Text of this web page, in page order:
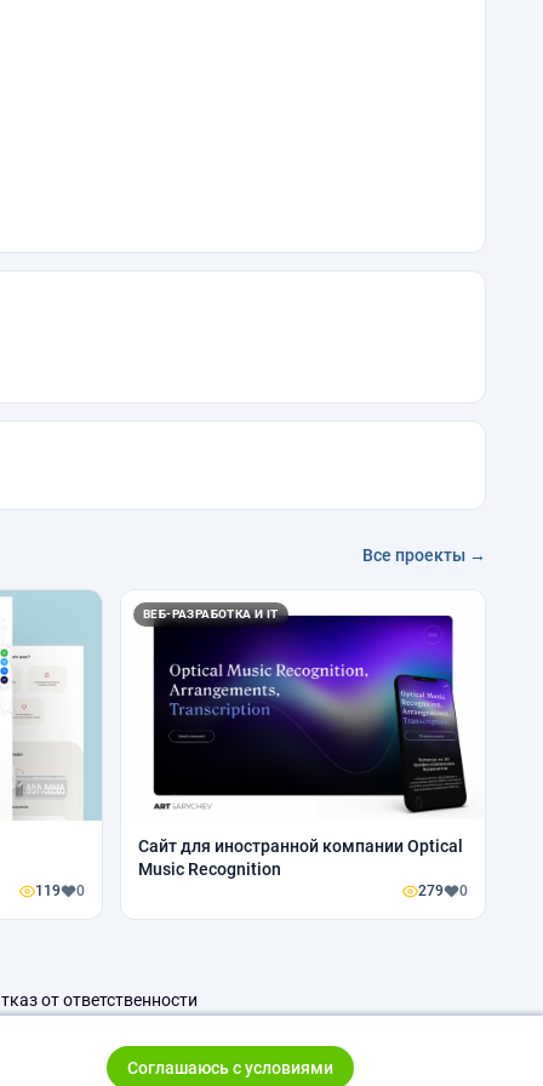
Все проекты →
119 0
ВЕБ-РАЗРАБОТКА И IT
Сайт для иностранной компании Optical
Music Recognition
279 0
от ответственности
Соглашаюсь с условиями